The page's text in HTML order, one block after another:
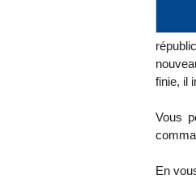
finie, il
Vous
En